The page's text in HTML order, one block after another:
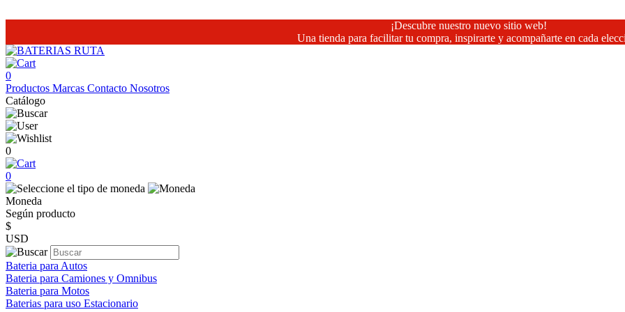
¡Descubre nuestro nuevo sitio web!
Una tienda para facilitar tu compra, inspirarte y acompañarte en cada
0
Productos Marcas Contacto Nosotros
Catálogo
0
0
Moneda
Según producto
$
USD
Bateria para Autos
Bateria para Camiones y Omnibus
Bateria para Motos
Baterias para uso Estacionario